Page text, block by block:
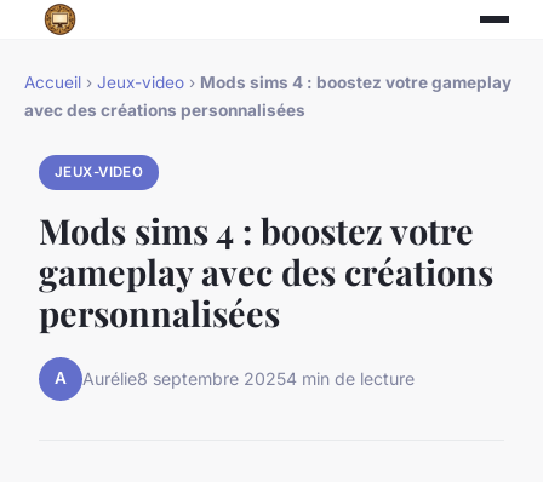
Accueil › Jeux-video › Mods sims 4 : boostez votre gameplay
avec des créations personnalisées
JEUX-VIDEO
Mods sims 4 : boostez votre
gameplay avec des créations
personnalisées
A Aurélie8 septembre 20254 min de lecture